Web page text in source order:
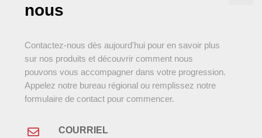
nous
Contactez-nous dès aujourd'hui pour en savoir plus
sur nos produits et découvrir comment nous
pouvons vous accompagner dans votre progression.
Appelez notre bureau régional ou remplissez notre
formulaire de contact pour commencer.
COURRIEL